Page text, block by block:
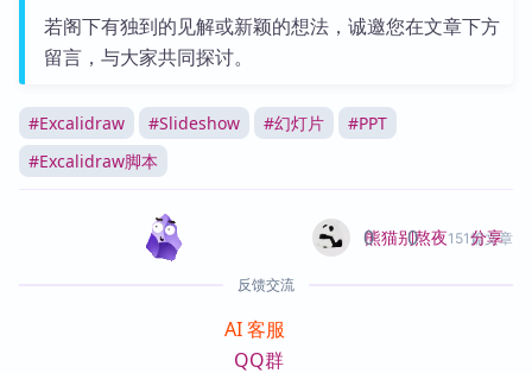
若阁下有独到的见解或新颖的想法，诚邀您在文章下方
留言，与大家共同探讨。
#Excalidraw #Slideshow #幻灯片 #PPT
#Excalidraw脚本
熊猫别熬夜151篇文章
0 0 分享
反馈交流
AI 客服
QQ群